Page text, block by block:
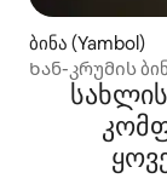
ბინა (Yambol)
Ხან-კრუმის